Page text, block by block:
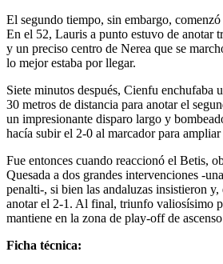
El segundo tiempo, sin embargo,
En el 52, Lauris a punto estuvo de anotar
y un preciso centro de Nerea que se
lo mejor estaba por llegar.
Siete minutos después, Cienfu enchufaba
30 metros de distancia para anotar el
un impresionante disparo largo y
hacía subir el 2-0 al marcador para ampliar
Fue entonces cuando reaccionó el Betis,
Quesada a dos grandes intervenciones -
penalti-, si bien las andaluzas insistieron
anotar el 2-1. Al final, triunfo valiosísimo
mantiene en la zona de play-off de
Ficha técnica: